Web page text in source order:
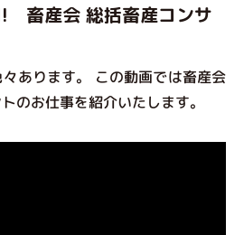
畜産会 総括畜産コンサ
あります。 この動画では畜産会
のお仕事を紹介いたします。